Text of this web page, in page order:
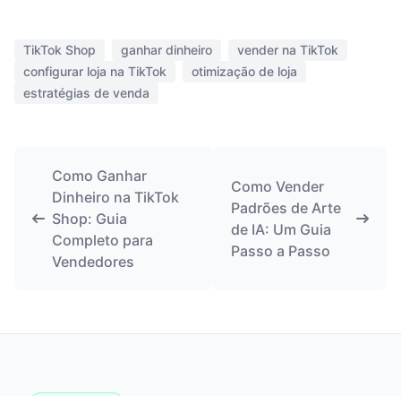
TikTok Shop ganhar dinheiro
vender na TikTok
configurar loja na TikTok
otimização de loja
estratégias de venda
Como Ganhar
Dinheiro na TikTok
Shop: Guia
Completo para
Vendedores
Como Vender
Padrões de Arte
de IA: Um Guia
Passo a Passo